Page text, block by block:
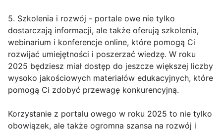
5. Szkolenia i rozwój - portale owe nie tylko
dostarczają informacji, ale także oferują szkolenia,
webinarium i konferencje online, które pomogą Ci
rozwijać umiejętności i poszerzać wiedzę. W roku
2025 będziesz miał dostęp do jeszcze większej liczby
wysoko jakościowych materiałów edukacyjnych, które
pomogą Ci zdobyć przewagę konkurencyjną.
Korzystanie z portalu owego w roku 2025 to nie tylko
obowiązek, ale także ogromna szansa na rozwój i